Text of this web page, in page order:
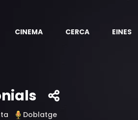
CINEMA CERCA EINES
Doblatge